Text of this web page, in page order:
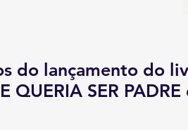
do lançamento do
QUERIA SER